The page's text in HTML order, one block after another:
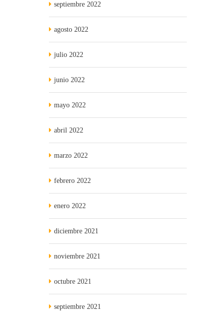
septiembre 2022
agosto 2022
julio 2022
junio 2022
mayo 2022
abril 2022
marzo 2022
febrero 2022
enero 2022
diciembre 2021
noviembre 2021
octubre 2021
septiembre 2021